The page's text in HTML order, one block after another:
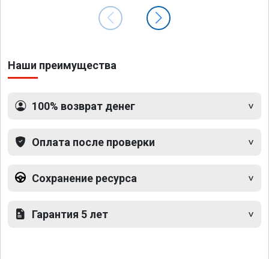
Наши преимущества
100% возврат денег
Оплата после проверки
Сохранение ресурса
Гарантия 5 лет